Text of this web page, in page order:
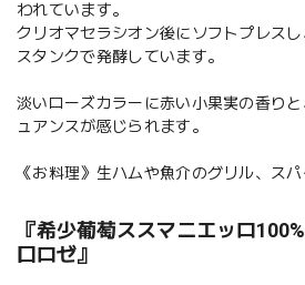
われています。
クリオマセラシオン後にソフトプレス
スタンクで発酵しています。
淡いローズカラーに赤い小果実の香り
ュアンスが感じられます。
《お料理》生ハムや魚介のグリル、ス
『希少葡萄ススマニエッロ
口ロゼ』